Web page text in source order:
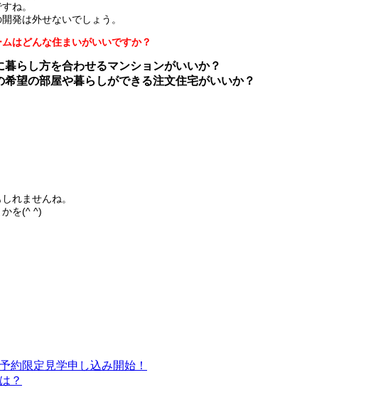
ね。
発は外せないでしょう。
はどんな住まいがいいですか？
らし方を合わせるマンションがいいか？
望の部屋や暮らしができる注文住宅がいいか？
れませんね。
かを(^ ^)
約限定見学申し込み開始！
？